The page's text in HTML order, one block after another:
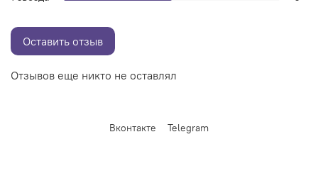
Отзывов еще никто не оставлял
Оставить отзыв
Вконтакте Telegram